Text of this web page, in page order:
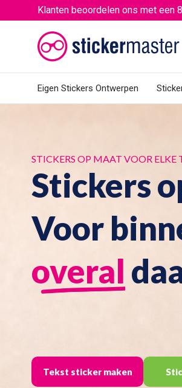
Klanten beoordelen ons met een
Eigen Stickers Ontwerpen
STICKERS OP MAAT VOOR ELKE
Stickers
Voor
overal
Tekst sticker maken